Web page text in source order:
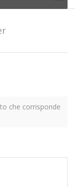
che corrisponde